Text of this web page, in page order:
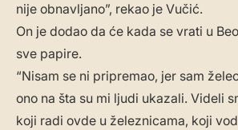
nije obnavljano”, rekao je Vučić.
On je dodao da će kada se vrati u
sve papire.
“Nisam se ni pripremao, jer sam
ono na šta su mi ljudi ukazali. Videli
koji radi ovde u železnicama, koji